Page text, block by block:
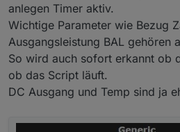
anlegen Timer aktiv.
Wichtige Parameter wie Bezug
Ausgangsleistung BAL gehören
So wird auch sofort erkannt ob
ob das Script läuft.
DC Ausgang und Temp sind ja